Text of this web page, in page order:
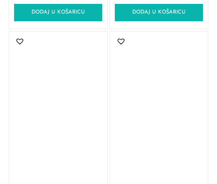
DODAJ U KOŠARICU DODAJ U KOŠARICU